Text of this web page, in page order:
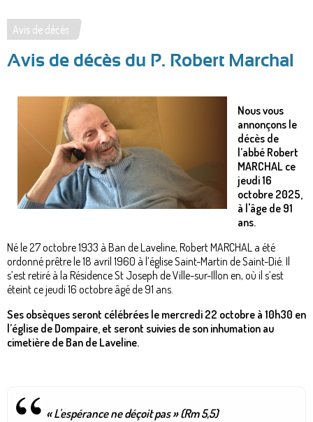
Vous
êtes
ici
Avis de décès
Avis de décès du P. Robert Marchal
Nous vous
annonçons le
décès de
l’abbé Robert
MARCHAL ce
jeudi 16
octobre 2025,
à l'âge de 91
ans.
Né le 27 octobre 1933 à Ban de Laveline, Robert MARCHAL a été
ordonné prêtre le 18 avril 1960 à l’église Saint-Martin de Saint-Dié. Il
s’est retiré à la Résidence St Joseph de Ville-sur-Illon en, où il s’est
éteint ce jeudi 16 octobre âgé de 91 ans.
Ses obsèques seront célébrées le mercredi 22 octobre à 10h30 en
l’église de Dompaire, et seront suivies de son inhumation au
cimetière de Ban de Laveline.
« L'espérance ne déçoit pas » (Rm 5,5)